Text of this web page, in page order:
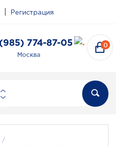
Регистрация
774-87-05
Москва
0
/